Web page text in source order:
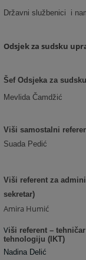
Državni službenici i
Odsjek za sudsku
Šef Odsjeka za
Mevlida Čamdžić
Viši samostalni
Suada Pedić
Viši referent za
sekretar)
Amira Humić
Viši referent –
tehnologiju (IKT)
Nadina Delić